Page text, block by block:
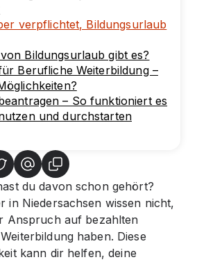
verpflichtet, Bildungsurlaub
Bildungsurlaub gibt es?
Berufliche Weiterbildung –
– So funktioniert es
und durchstarten
du davon schon gehört?
in Niedersachsen wissen nicht,
Anspruch auf bezahlten
haben. Diese
kann dir helfen, deine